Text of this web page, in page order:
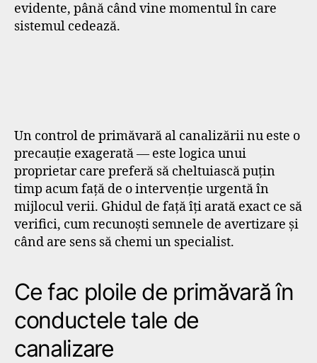
evidente, până când vine momentul în care
sistemul cedează.
Un control de primăvară al canalizării nu este o
precauție exagerată — este logica unui
proprietar care preferă să cheltuiască puțin
timp acum față de o intervenție urgentă în
mijlocul verii. Ghidul de față îți arată exact ce să
verifici, cum recunoști semnele de avertizare și
când are sens să chemi un specialist.
Ce fac ploile de primăvară în
conductele tale de
canalizare